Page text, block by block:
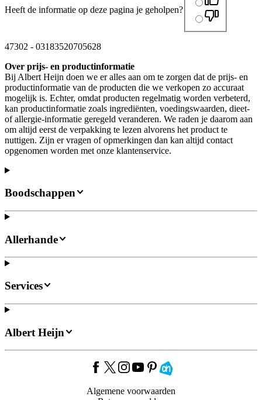
Heeft de informatie op deze pagina je geholpen?
47302 - 03183520705628
Over prijs- en productinformatie
Bij Albert Heijn doen we er alles aan om te zorgen dat de prijs- en
productinformatie van de producten die we verkopen zo accuraat
mogelijk is. Echter, omdat producten regelmatig worden verbeterd,
kan productinformatie zoals ingrediënten, voedingswaarden, dieet-
of allergie-informatie geregeld veranderen. We raden je daarom aan
om altijd eerst de verpakking te lezen alvorens het product te
nuttigen. Zijn er vragen of opmerkingen dan kan altijd contact
opgenomen worden met onze klantenservice.
Boodschappen
Allerhande
Services
Albert Heijn
Algemene voorwaarden